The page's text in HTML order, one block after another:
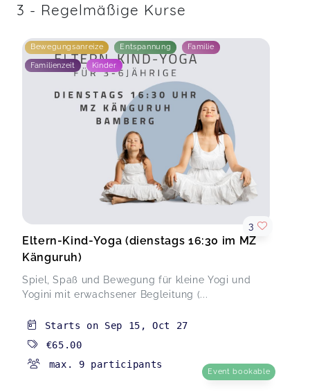
3 - Regelmäßige Kurse
Bewegungsanreize Entspannung Familie
Familienzeit Kinder
Eltern-Kind-Yoga (dienstags 16:30 im MZ
Känguruh)
Spiel, Spaß und Bewegung für kleine Yogi und
Yogini mit erwachsener Begleitung (...
3
Starts on Sep 15 ,Oct 27
€65.00
max. 9 participants
Event bookable